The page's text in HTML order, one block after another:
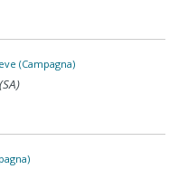
(Campagna)